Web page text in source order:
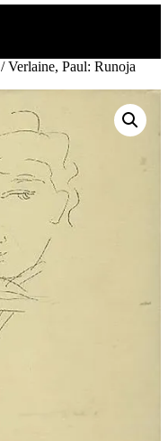
/ Verlaine, Paul: Runoja